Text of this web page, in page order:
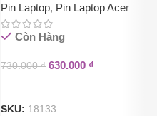
Pin Laptop, Pin Laptop Acer
Còn Hàng
730.000₫ 630.000 ₫
SKU: 18133